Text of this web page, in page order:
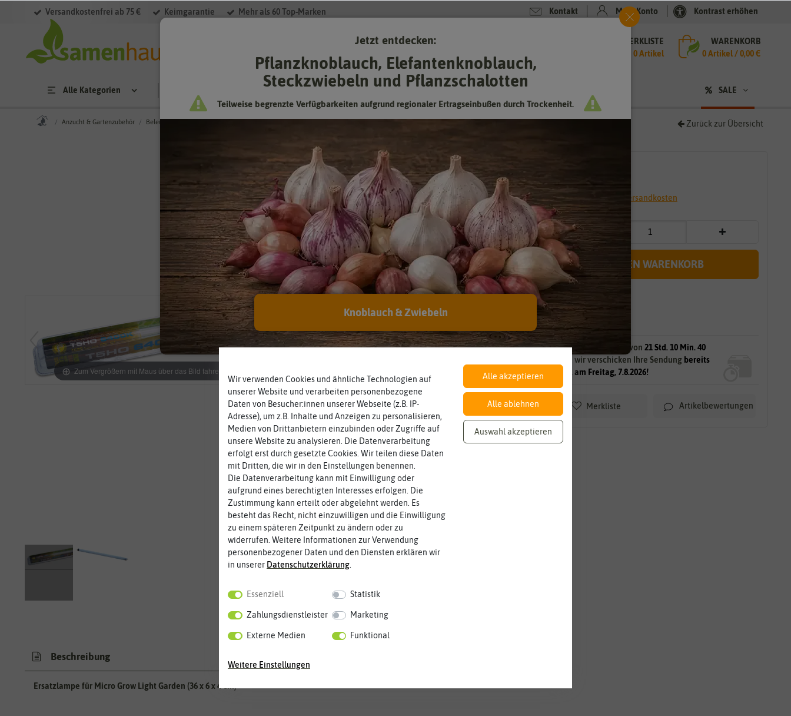
Versandkostenfrei ab 75 € Keimgarantie Mehr als 60 Top-Marken Kontakt Mein Konto Kontrast erhöhen
MERKLISTE
0 Artikel
WARENKORB
0Artikel /0,00 €
Alle Kategorien SALE
Anzucht & Gartenzubehör Beleuchtung Zurück zur Übersicht
Zum Vergrößern mit Maus über das Bild fahren
* inkl. 19% MwSt. zzgl. Versandkosten
IN DEN WARENKORB
sofort lieferbar
gilt für 14
Bestellen Sie innerhalb von 21 Std. 10 Min. 38
und wir verschicken Ihre Sendung bereits
morgen, am Freitag, 7.8.2026!
Merkliste Artikelbewertungen
36 x 6 x 4 cm Ersatzlampe für Micro
Grow Light Garden
36 x 6 x 4 cm
Hersteller:
Garland
Artikelnummer:
900350EU-gl
EAN:
0692236093507
Beschreibung
Ersatzlampe für Micro Grow Light Garden (36 x 6 x 4 cm)
Wir verwenden Cookies und ähnliche Technologien auf
unserer Website und verarbeiten personenbezogene
Daten von Besucher:innen unserer Webseite (z.B. IP-
Adresse), um z.B. Inhalte und Anzeigen zu personalisieren,
Medien von Drittanbietern einzubinden oder Zugriffe auf
unsere Website zu analysieren. Die Datenverarbeitung
erfolgt erst durch gesetzte Cookies. Wir teilen diese Daten
mit Dritten, die wir in den Einstellungen benennen.
Die Datenverarbeitung kann mit Einwilligung oder
aufgrund eines berechtigten Interesses erfolgen. Die
Zustimmung kann erteilt oder abgelehnt werden. Es
besteht das Recht, nicht einzuwilligen und die Einwilligung
zu einem späteren Zeitpunkt zu ändern oder zu
widerrufen. Weitere Informationen zur Verwendung
personenbezogener Daten und den Diensten erklären wir
in unserer Daten­schutz­erklärung
Essenziell Statistik
Zahlungsdienstleister Marketing
Externe Medien Funktional
Weitere Einstellungen
Alle akzeptieren
Alle ablehnen
Auswahl akzeptieren
Jetzt entdecken:
Pflanzknoblauch, Elefantenknoblauch,
Steckzwiebeln und Pflanzschalotten
Teilweise begrenzte Verfügbarkeiten aufgrund regionaler Ertragseinbußen durch Trockenheit.
Knoblauch & Zwiebeln